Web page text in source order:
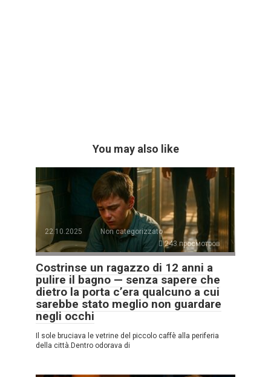
You may also like
22.10.2025
Non categorizzato
243 просмотров
Costrinse un ragazzo di 12 anni a
pulire il bagno — senza sapere che
dietro la porta c’era qualcuno a cui
sarebbe stato meglio non guardare
negli occhi
Il sole bruciava le vetrine del piccolo caffè alla periferia
della città.Dentro odorava di